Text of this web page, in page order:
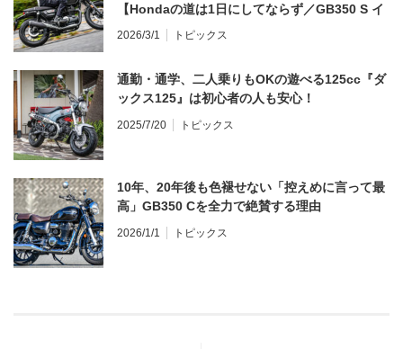
【Hondaの道は1日にしてならず／GB350 S イ
ンプレ・レビュー 前編】
2026/3/1 トピックス
通勤・通学、二人乗りもOKの遊べる125cc『ダ
ックス125』は初心者の人も安心！
2025/7/20 トピックス
10年、20年後も色褪せない「控えめに言って最
高」GB350 Cを全力で絶賛する理由
2026/1/1 トピックス